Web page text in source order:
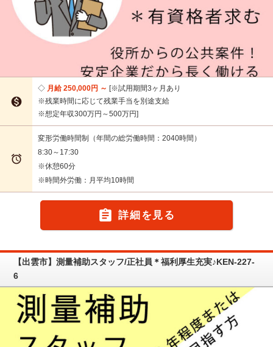

月給 250,000円 ～ ※試用期間3ヶ月あり
※残業時間に応じて残業手当を別途支給
※想定年収300万円～500万円

変形労働時間制（年間の総労働時間：2040時間）
8:30～17:30
※休憩60分
※時間外労働：月平均10時間
 詳細を見る
【出雲市】測量補助スタッフ/正社員＊福利厚生充実♪KEN-227-
6